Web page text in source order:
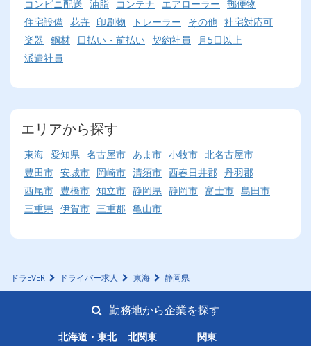
コンビニ配送 油脂 コンテナ エアローラー 郵便物
住宅設備 花卉 印刷物 トレーラー その他 社宅対応可
楽器 鋼材 日払い・前払い 契約社員
月5日以上
派遣社員
エリアから探す
東海 愛知県 名古屋市 あま市 小牧市 北名古屋市
豊田市 安城市 岡崎市 清須市 西春日井郡 丹羽郡
西尾市 豊橋市 知立市 静岡県 静岡市 富士市 島田市
三重県 伊賀市 三重郡 亀山市
ドラEVER ドライバー求人 東海 静岡県
勤務地から企業を探す
北海道・東北 北関東 関東